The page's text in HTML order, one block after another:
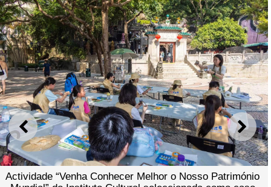
ANTERIOR
Actividade “Venha Conhecer Melhor o Nosso Património